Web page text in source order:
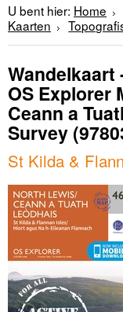
U bent hier: Home
Kaarten
Wandelkaart
OS Explorer
Ceann a
Survey
St Kilda &